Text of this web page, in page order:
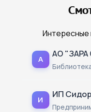
Интересные
А
АО "ЗАРА
И
ИП